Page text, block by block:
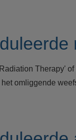
Therapy'
omliggende